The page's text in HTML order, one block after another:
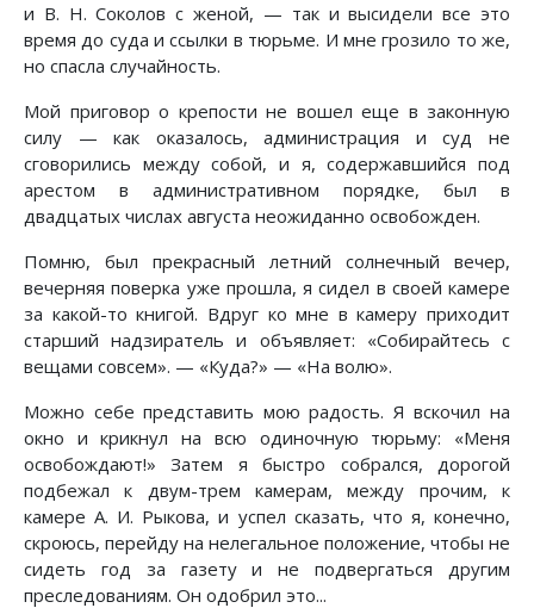
и В. Н. Соколов с женой, — так и высидели все это
время до суда и ссылки в тюрьме. И мне грозило то же,
но спасла случайность.
Мой приговор о крепости не вошел еще в законную
силу — как оказалось, администрация и суд не
сговорились между собой, и я, содержавшийся под
арестом в административном порядке, был в
двадцатых числах августа неожиданно освобожден.
Помню, был прекрасный летний солнечный вечер,
вечерняя поверка уже прошла, я сидел в своей камере
за какой-то книгой. Вдруг ко мне в камеру приходит
старший надзиратель и объявляет: «Собирайтесь с
вещами совсем». — «Куда?» — «На волю».
Можно себе представить мою радость. Я вскочил на
окно и крикнул на всю одиночную тюрьму: «Меня
освобождают!» Затем я быстро собрался, дорогой
подбежал к двум-трем камерам, между прочим, к
камере А. И. Рыкова, и успел сказать, что я, конечно,
скроюсь, перейду на нелегальное положение, чтобы не
сидеть год за газету и не подвергаться другим
преследованиям. Он одобрил это...